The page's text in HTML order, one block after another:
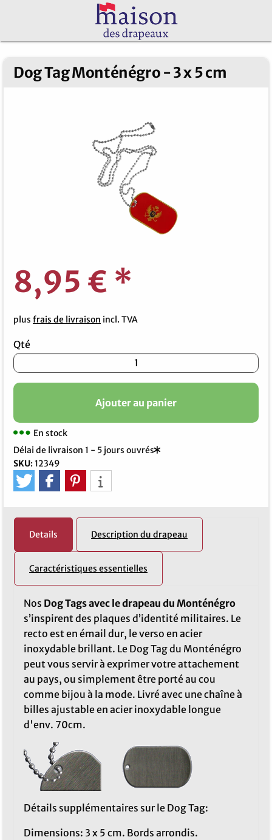
Dog Tag Monténégro - 3 x 5 cm
8,95 € *
plus frais de livraison incl. TVA
Qté
Ajouter au panier
En stock
Délai de livraison 1 - 5 jours ouvrés
SKU: 12349
Details Description du drapeau
Caractéristiques essentielles
Nos Dog Tags avec le drapeau du Monténégro
s’inspirent des plaques d’identité militaires. Le
recto est en émail dur, le verso en acier
inoxydable brillant. Le Dog Tag du Monténégro
peut vous servir à exprimer votre attachement
au pays, ou simplement être porté au cou
comme bijou à la mode. Livré avec une chaîne à
billes ajustable en acier inoxydable longue
d'env. 70cm.
Détails supplémentaires sur le Dog Tag:
Dimensions: 3 x 5 cm. Bords arrondis.